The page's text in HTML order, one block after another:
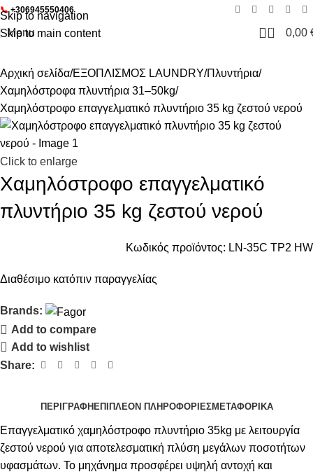
Skip to navigation
Skip to main content
📞 +306945550406
Menu 0 0,00
Αρχική σελίδα ΕΞΟΠΛΙΣΜΟΣ LAUNDRY Πλυντήρια
Χαμηλόστροφα πλυντήρια 31–50kg
Χαμηλόστροφο επαγγελματικό πλυντήριο 35 kg ζεστού νερού
Click to enlarge
Χαμηλόστροφο επαγγελματικό
πλυντήριο 35 kg ζεστού νερού
Κωδικός προϊόντος: LN-35C TP2 HW
Διαθέσιμο κατόπιν παραγγελίας
Brands:
Add to compare
Add to wishlist
Share:
ΠΕΡΙΓΡΑΦΉΕΠΙΠΛΈΟΝ ΠΛΗΡΟΦΟΡΊΕΣΜΕΤΑΦΟΡΙΚΆ
Επαγγελματικό χαμηλόστροφο πλυντήριο 35kg με λειτουργία
ζεστού νερού για αποτελεσματική πλύση μεγάλων ποσοτήτων
υφασμάτων. Το μηχάνημα προσφέρει υψηλή αντοχή και